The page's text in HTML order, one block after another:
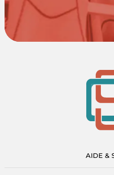
AIDE &